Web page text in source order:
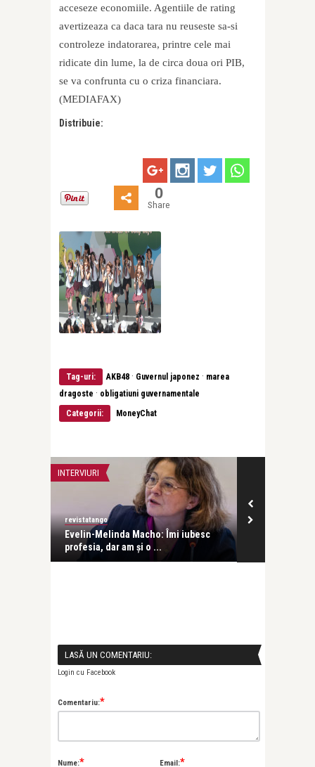
acceseze economiile. Agentiile de rating
avertizeaza ca daca tara nu reuseste sa-si
controleze indatorarea, printre cele mai
ridicate din lume, la de circa doua ori PIB,
se va confrunta cu o criza financiara.
(MEDIAFAX)
Distribuie:
0
Share
Tag-uri: AKB48 · Guvernul japonez · marea
dragoste · obligatiuni guvernamentale
Categorii:
MoneyChat
INTERVIURI
revistatango
Evelin-Melinda Macho: Îmi iubesc
profesia, dar am și o ...
LASĂ UN COMENTARIU:
Login cu Facebook
Comentariu:*
Nume:* Email:*